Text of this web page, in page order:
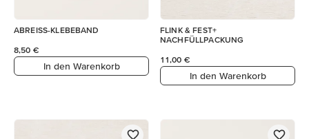
ABREISS-KLEBEBAND
8,50 €
In den Warenkorb
FLINK & FEST+
NACHFÜLLPACKUNG
11,00 €
In den Warenkorb